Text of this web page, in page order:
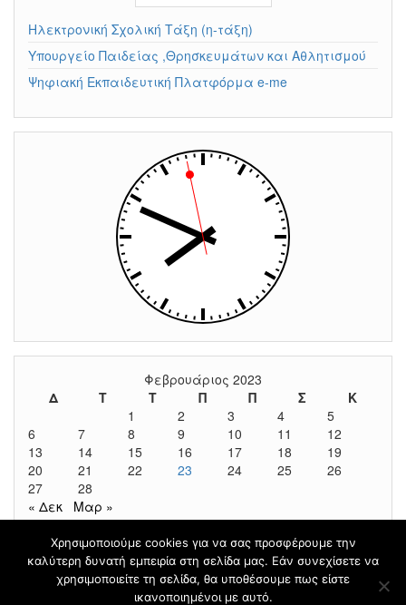
Ηλεκτρονική Σχολική Τάξη (η-τάξη)
Υπουργείο Παιδείας ,Θρησκευμάτων και Αθλητισμού
Ψηφιακή Εκπαιδευτική Πλατφόρμα e-me
Φεβρουάριος 2023
Δ
Τ Τ Π Π Σ
Κ
1
2 3 4
5
6
7 8 9 10 11
12
13
14 15 16 17 18
19
20
21 22 23 24 25
26
27
28
« Δεκ
Μαρ »
Φιλοξενείται στοblogs.sch.gr |Θέμα βασισμένο στο
Head Blog
Χρησιμοποιούμε cookies για να σας προσφέρουμε την
καλύτερη δυνατή εμπειρία στη σελίδα μας. Εάν συνεχίσετε να
χρησιμοποιείτε τη σελίδα, θα υποθέσουμε πως είστε
ικανοποιημένοι με αυτό.